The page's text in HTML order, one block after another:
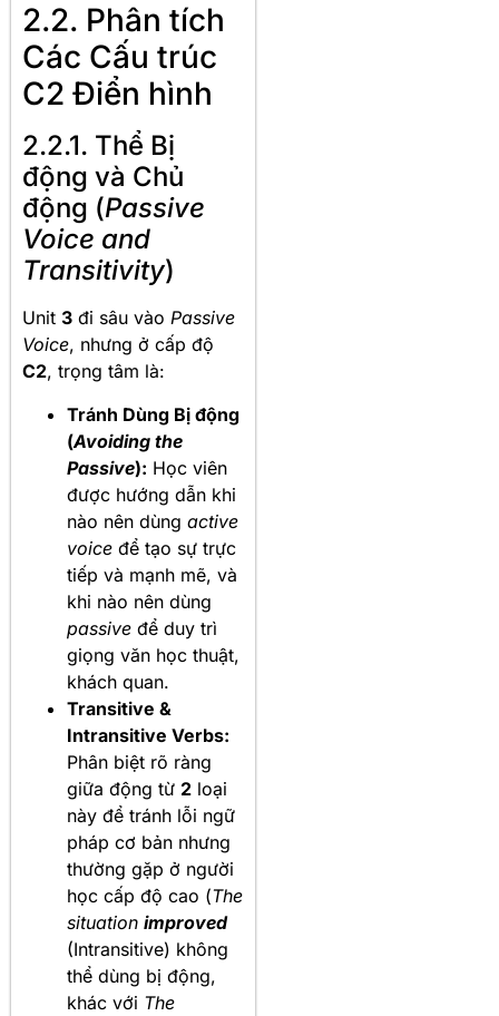
2.2. Phân tích
Các Cấu trúc
C2 Điển hình
2.2.1. Thể Bị
động và Chủ
động (Passive
Voice and
Transitivity)
Unit 3 đi sâu vào Passive
Voice, nhưng ở cấp độ
C2, trọng tâm là:
Tránh Dùng Bị động
(Avoiding the
Passive): Học viên
được hướng dẫn khi
nào nên dùng active
voice để tạo sự trực
tiếp và mạnh mẽ, và
khi nào nên dùng
passive để duy trì
giọng văn học thuật,
khách quan.
Transitive &
Intransitive Verbs:
Phân biệt rõ ràng
giữa động từ 2 loại
này để tránh lỗi ngữ
pháp cơ bản nhưng
thường gặp ở người
học cấp độ cao (The
situation improved
(Intransitive) không
thể dùng bị động,
khác với The